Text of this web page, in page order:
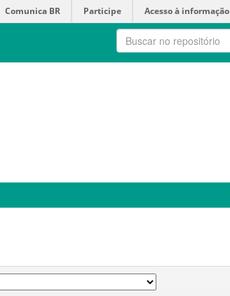
Comunica BR Participe Acesso à informação